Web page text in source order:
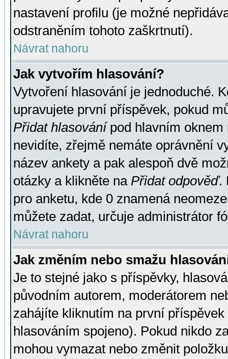
nastavení profilu (je možné
odstraněním tohoto zaškrtnutí).
Návrat nahoru
Jak vytvořím hlasování?
Vytvoření hlasování je jednoduché.
upravujete první příspěvek, pokud
Přidat hlasovánípod hlavním oknem
nevidíte, zřejmě nemáte oprávnění
název ankety a pak alespoň dvě
otázky a klikněte na Přidat odpověď.
pro anketu, kde 0 znamená
můžete zadat, určuje administrátor
Návrat nahoru
Jak změním nebo smažu
Je to stejné jako s příspěvky,
původním autorem, moderátorem
zahájíte kliknutím na první
hlasováním spojeno). Pokud nikdo
mohou vymazat nebo změnit